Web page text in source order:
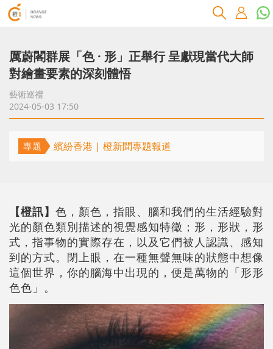
厲蔚閣群展「色 · 形」正舉行 呈獻現當代大師
對繪畫要素的深刻體悟
藝術巡禮
2024-05-03 17:50
專題 繽紛香港 | 橙新聞專題報道
【橙訊】 色，顏色，指眼、腦和我們的生活經驗對
光的顏色類別描述的視覺感知特徵；形，形狀，形
式，指事物的實際存在，以及它們被人認識、感知
到的方式。閉上眼，在一種無聲無味的狀態中想像
這個世界，你的腦海中出現的，便是萬物的「形形
色色」。